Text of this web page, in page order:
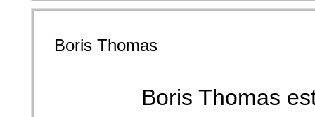
Boris Thomas
Boris Thomas